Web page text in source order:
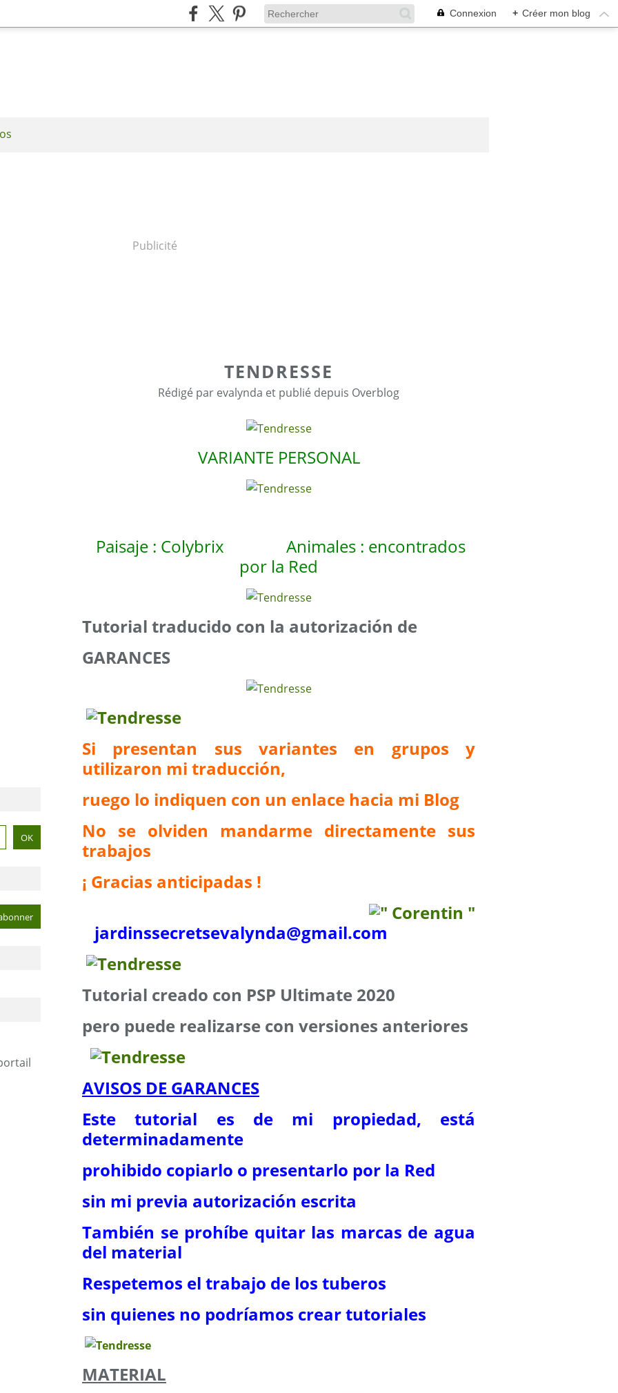
Connexion + Créer mon blog
Publicité
TENDRESSE
Rédigé par evalynda et publié depuis Overblog
VARIANTE PERSONAL
Paisaje : Colybrix Animales : encontrados
por la Red
Tutorial traducido con la autorización de
GARANCES
Si presentan sus variantes en grupos y
utilizaron mi traducción,
ruego lo indiquen con un enlace hacia mi Blog
No se olviden mandarme directamente sus
trabajos
¡ Gracias anticipadas !
jardinssecretsevalynda@gmail.com
Tutorial creado con PSP Ultimate 2020
pero puede realizarse con versiones anteriores
AVISOS DE GARANCES
Este tutorial es de mi propiedad, está
determinadamente
prohibido copiarlo o presentarlo por la Red
sin mi previa autorización escrita
También se prohíbe quitar las marcas de agua
del material
Respetemos el trabajo de los tuberos
sin quienes no podríamos crear tutoriales
MATERIAL